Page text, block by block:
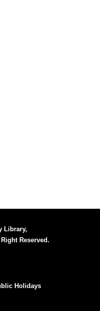
Library,
Reserved.
Holidays